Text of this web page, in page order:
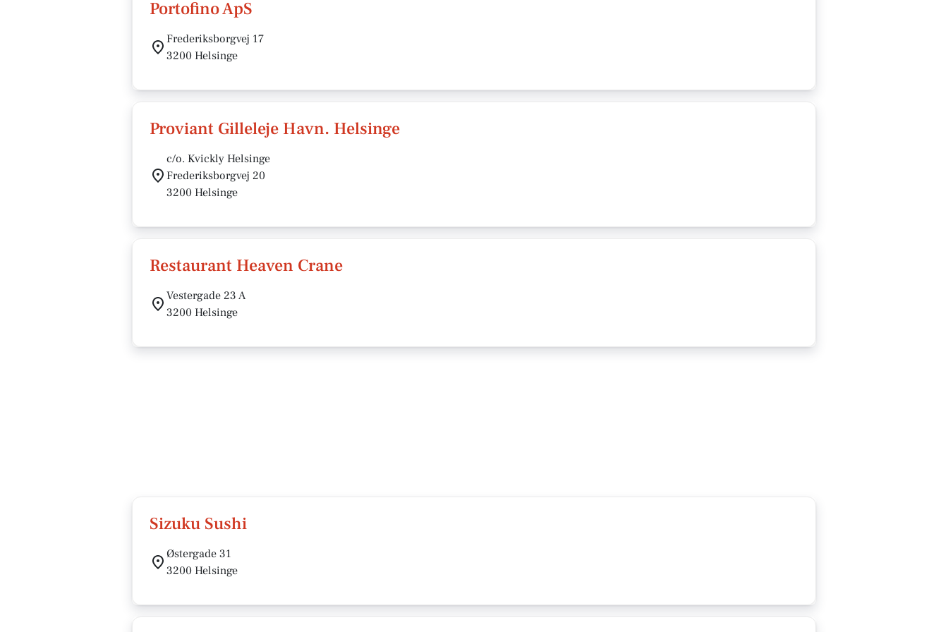
Portofino ApS
Frederiksborgvej 17
3200 Helsinge
Proviant Gilleleje Havn. Helsinge
c/o. Kvickly Helsinge
Frederiksborgvej 20
3200 Helsinge
Restaurant Heaven Crane
Vestergade 23 A
3200 Helsinge
Sizuku Sushi
Østergade 31
3200 Helsinge